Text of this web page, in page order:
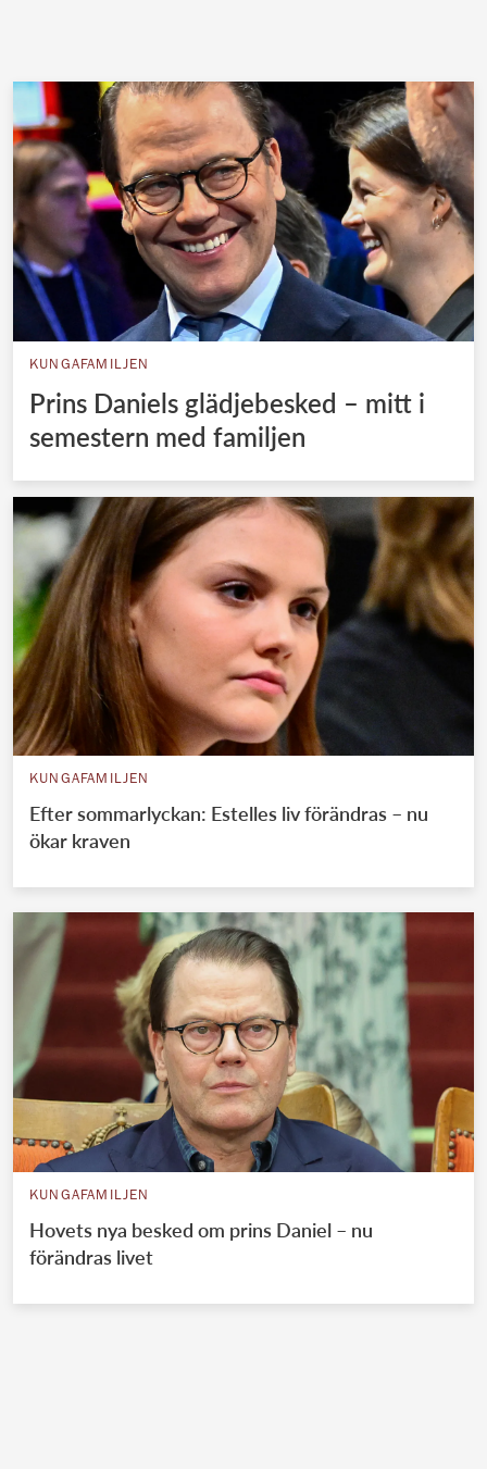
KUNGAFAMILJEN
Prins Daniels glädjebesked – mitt i
semestern med familjen
KUNGAFAMILJEN
Efter sommarlyckan: Estelles liv förändras – nu
ökar kraven
KUNGAFAMILJEN
Hovets nya besked om prins Daniel – nu
förändras livet